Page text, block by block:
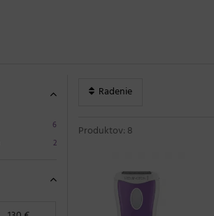
6
2
Radenie
Produktov: 8